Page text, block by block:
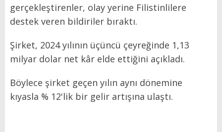
gerçekleştirenler, olay yerine Filistinlilere
destek veren bildiriler bıraktı.
Şirket, 2024 yılının üçüncü çeyreğinde 1,13
milyar dolar net kâr elde ettiğini açıkladı.
Böylece şirket geçen yılın aynı dönemine
kıyasla % 12'lik bir gelir artışına ulaştı.